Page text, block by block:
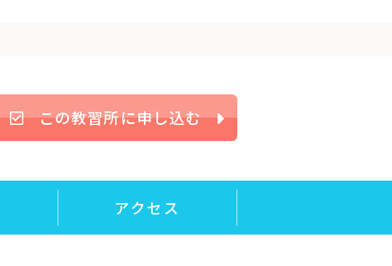
この教習所に申し込む
アクセス